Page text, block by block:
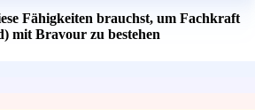
Fähigkeiten brauchst, um Fachkraft
mit Bravour zu bestehen